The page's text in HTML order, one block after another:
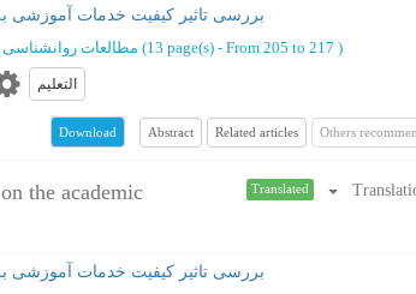
بررسی تاثیر کیفیت خدمات آموزشی
مطالعات (‎13 page(s) - From 205 to 217 )
التعلیم
Download Abstract Related articles Others
the academic
Translated
بررسی تاثیر کیفیت خدمات آموزشی